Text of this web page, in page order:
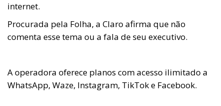
internet.
Procurada pela Folha, a Claro afirma que não
comenta esse tema ou a fala de seu executivo.
A operadora oferece planos com acesso ilimitado a
WhatsApp, Waze, Instagram, TikTok e Facebook.